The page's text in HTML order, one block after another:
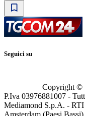
Seguici su
Copyright ©
P.Iva 03976881007 -
Mediamond S.p.A. -
Amsterdam (Paesi